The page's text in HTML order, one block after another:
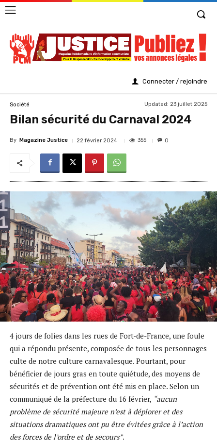
Connecter / rejoindre
Société Updated: 23 juillet 2025
Bilan sécurité du Carnaval 2024
By Magazine Justice 22 février 2024 355 0
4 jours de folies dans les rues de Fort-de-France, une foule
qui a répondu présente, composée de tous les personnages
culte de notre culture carnavalesque. Pourtant, pour
bénéficier de jours gras en toute quiétude, des moyens de
sécurités et de prévention ont été mis en place. Selon un
communiqué de la préfecture du 16 février, “aucun
problème de sécurité majeure n’est à déplorer et des
situations dramatiques ont pu être évitées grâce à l’action
des forces de l’ordre et de secours”.